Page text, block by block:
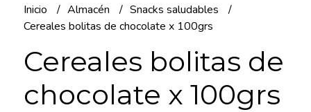
Inicio Almacén
Snacks saludables
Cereales bolitas de chocolate x 100grs
Cereales bolitas de
chocolate x 100grs